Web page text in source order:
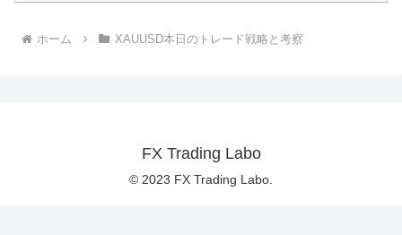
ホーム XAUUSD本日のトレード戦略と考察
FX Trading Labo
© 2023 FX Trading Labo.